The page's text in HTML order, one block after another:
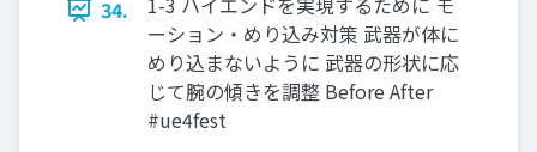
34.
ーション・めり込み対策 武器が体に
めり込まないように 武器の形状に応
じて腕の傾きを調整 Before After
#ue4fest